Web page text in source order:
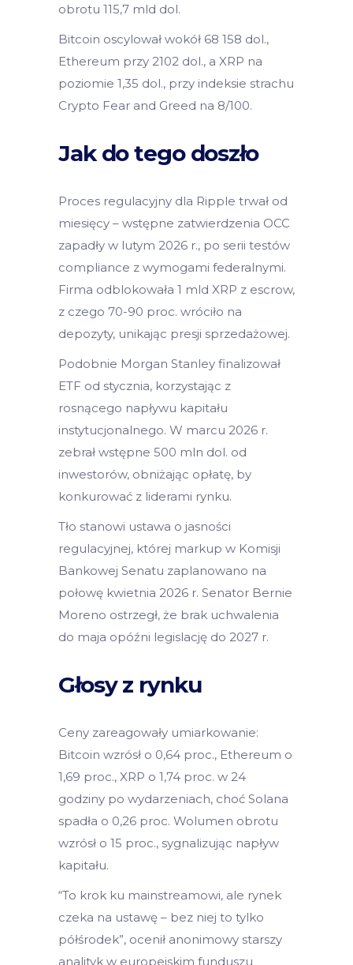
obrotu 115,7 mld dol.
Bitcoin oscylował wokół 68 158 dol.,
Ethereum przy 2102 dol., a XRP na
poziomie 1,35 dol., przy indeksie strachu
Crypto Fear and Greed na 8/100.
Jak do tego doszło
Proces regulacyjny dla Ripple trwał od
miesięcy – wstępne zatwierdzenia OCC
zapadły w lutym 2026 r., po serii testów
compliance z wymogami federalnymi.
Firma odblokowała 1 mld XRP z escrow,
z czego 70-90 proc. wróciło na
depozyty, unikając presji sprzedażowej.
Podobnie Morgan Stanley finalizował
ETF od stycznia, korzystając z
rosnącego napływu kapitału
instytucjonalnego. W marcu 2026 r.
zebrał wstępne 500 mln dol. od
inwestorów, obniżając opłatę, by
konkurować z liderami rynku.
Tło stanowi ustawa o jasności
regulacyjnej, której markup w Komisji
Bankowej Senatu zaplanowano na
połowę kwietnia 2026 r. Senator Bernie
Moreno ostrzegł, że brak uchwalenia
do maja opóźni legislację do 2027 r.
Głosy z rynku
Ceny zareagowały umiarkowanie:
Bitcoin wzrósł o 0,64 proc., Ethereum o
1,69 proc., XRP o 1,74 proc. w 24
godziny po wydarzeniach, choć Solana
spadła o 0,26 proc. Wolumen obrotu
wzrósł o 15 proc., sygnalizując napływ
kapitału.
“To krok ku mainstreamowi, ale rynek
czeka na ustawę – bez niej to tylko
półśrodek”, ocenił anonimowy starszy
analityk w europejskim funduszu